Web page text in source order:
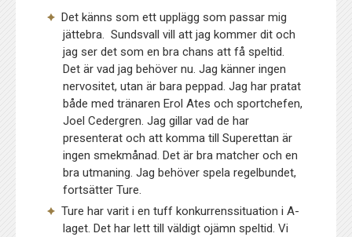
Det känns som ett upplägg som passar mig
jättebra. Sundsvall vill att jag kommer dit och
jag ser det som en bra chans att få speltid.
Det är vad jag behöver nu. Jag känner ingen
nervositet, utan är bara peppad. Jag har pratat
både med tränaren Erol Ates och sportchefen,
Joel Cedergren. Jag gillar vad de har
presenterat och att komma till Superettan är
ingen smekmånad. Det är bra matcher och en
bra utmaning. Jag behöver spela regelbundet,
fortsätter Ture.
Ture har varit i en tuff konkurrenssituation i A-
laget. Det har lett till väldigt ojämn speltid. Vi